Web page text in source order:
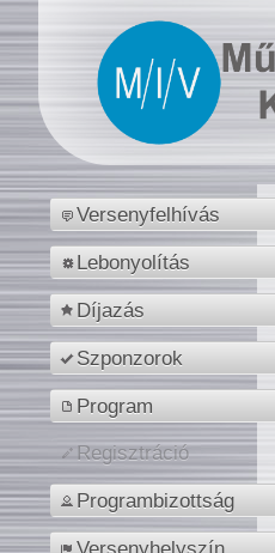
Versenyfelhívás
Lebonyolítás
Díjazás
Szponzorok
Program
Regisztráció
Programbizottság
Versenyhelyszín